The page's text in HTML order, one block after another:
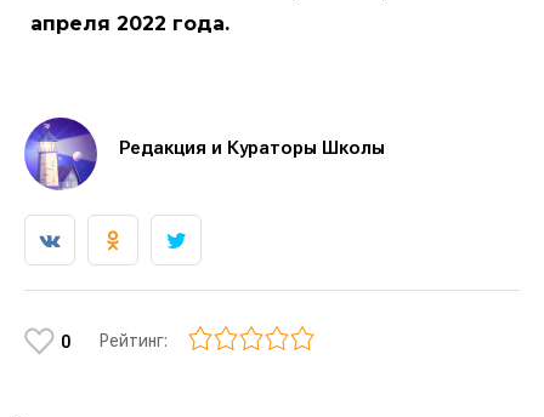
апреля 2022 года.
Редакция и Кураторы Школы
0 Рейтинг: